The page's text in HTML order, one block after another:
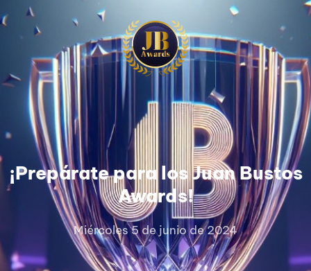
¡Prepárate para los Juan Bustos
Awards!
Miércoles 5 de junio de 2024